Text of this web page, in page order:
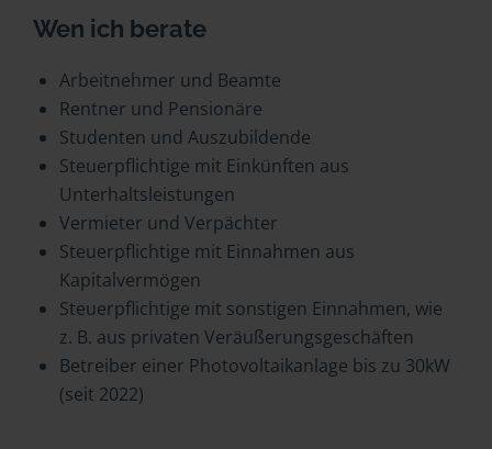
Wen ich berate
Arbeitnehmer und Beamte
Rentner und Pensionäre
Studenten und Auszubildende
Steuerpflichtige mit Einkünften aus
Unterhaltsleistungen
Vermieter und Verpächter
Steuerpflichtige mit Einnahmen aus
Kapitalvermögen
Steuerpflichtige mit sonstigen Einnahmen, wie
z. B. aus privaten Veräußerungsgeschäften
Betreiber einer Photovoltaikanlage bis zu 30kW
(seit 2022)